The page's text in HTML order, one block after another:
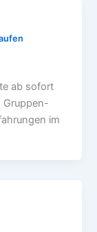
ab sofort
Gruppen-
im